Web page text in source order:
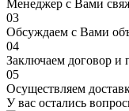
Менеджер с Вами
03
Обсуждаем с Вами
04
Заключаем договор и
05
Осуществляем
У вас остались